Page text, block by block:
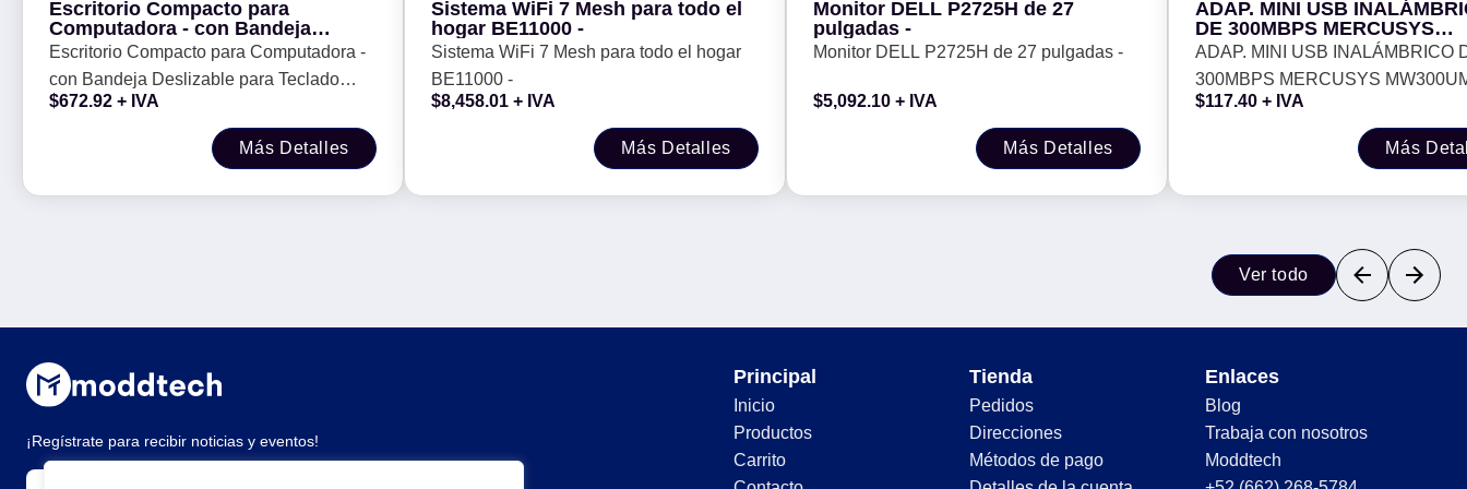
Escritorio Compacto para
Computadora - con Bandeja
Deslizable para Teclado (207690)
Manhattan
Escritorio Compacto para Computadora -
con Bandeja Deslizable para Teclado
(207690) Manhattan
$672.92 + IVA
Más Detalles
Sistema WiFi 7 Mesh para todo el
hogar BE11000 -
Sistema WiFi 7 Mesh para todo el hogar
BE11000 -
$8,458.01 + IVA
Más Detalles
Monitor DELL P2725H de 27
pulgadas -
Monitor DELL P2725H de 27 pulgadas -
$5,092.10 + IVA
Más Detalles
ADAP. MINI USB
DE 300MBPS MERCUSYS
MW300UM PARA
DISPOSITIVOS DE MANERA
CONFIABLE -
ADAP. MINI USB INALÁMBRICO
300MBPS MERCUSYS
PARA CONECTAR MÁS
DE MANERA CONFIABLE -
$117.40 + IVA
Más
Ver todo
¡Regístrate para recibir noticias y eventos!
Principal
Inicio
Productos
Carrito
Tienda
Pedidos
Direcciones
Métodos de pago
Enlaces
Blog
Trabaja con nosotros
Moddtech